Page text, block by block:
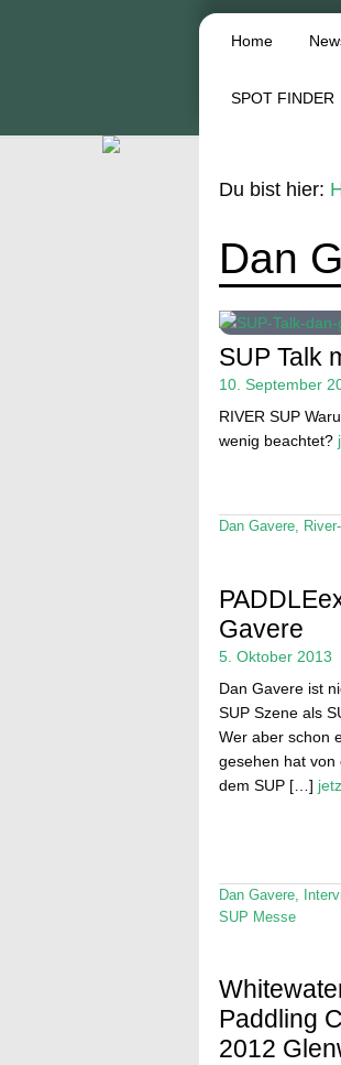
Home
SPOT FINDER
Du bist hier:
Dan
SUP Talk
10. September
RIVER SUP
wenig beachtet?
Dan Gavere,
Gavere
5. Oktober 2013
Dan Gavere ist
SUP Szene als
Wer aber schon
gesehen hat von
dem SUP […]
Dan Gavere,
SUP Messe
Paddling
2012